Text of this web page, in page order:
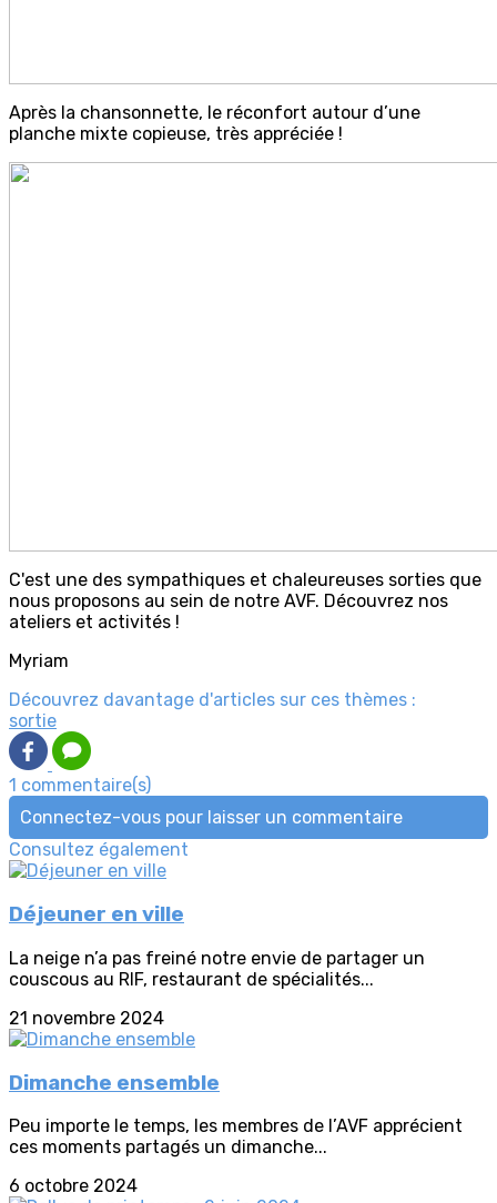
Après la chansonnette, le réconfort autour d’une
planche mixte copieuse, très appréciée !
C'est une des sympathiques et chaleureuses sorties que
nous proposons au sein de notre AVF. Découvrez nos
ateliers et activités !
Myriam
Découvrez davantage d'articles sur ces thèmes :
sortie
1 commentaire(s)
Connectez-vous pour laisser un commentaire
Consultez également
Déjeuner en ville
La neige n’a pas freiné notre envie de partager un
couscous au RIF, restaurant de spécialités...
21 novembre 2024
Dimanche ensemble
Peu importe le temps, les membres de l’AVF apprécient
ces moments partagés un dimanche...
6 octobre 2024